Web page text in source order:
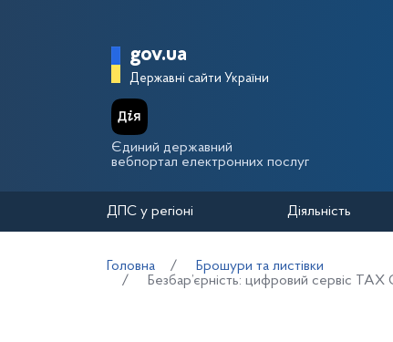
Головна сторінка
gov.ua
Державні сайти України
Єдиний державний
вебпортал електронних послуг
ДПС у регіоні Діяльність
Головна
Брошури та листівки
Безбар’єрність: цифровий сервіс